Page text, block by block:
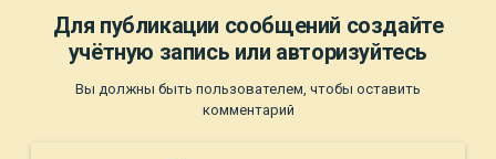
Для публикации сообщений создайте
учётную запись или авторизуйтесь
Вы должны быть пользователем, чтобы оставить
комментарий